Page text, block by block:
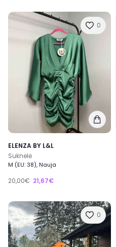
0
ELENZA BY L&L
Suknelė
M (EU: 38), Nauja
20,00€ 21,67€
0